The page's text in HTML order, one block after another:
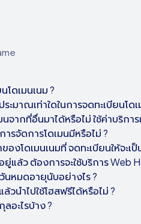
โดเมนเนม ?
ะมาณเท่าใดในการจดทะเบียนโดเ
จากที่อื่นมาได้หรือไม่ ใช้ค่าบริการ
ารจัดการโดเมนมีหรือไม่ ?
ของโดเมนเนมที่จดทะเบียนให้จะเ
ยู่แล้ว ต้องการจะใช้บริการ
วันหมดอายุนับอย่างไร ?
วนำไปใช้โฮสฟรีได้หรือไม่ ?
อะไรบ้าง ?